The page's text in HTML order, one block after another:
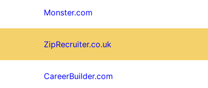
Monster.com
ZipRecruiter.co.uk
CareerBuilder.com